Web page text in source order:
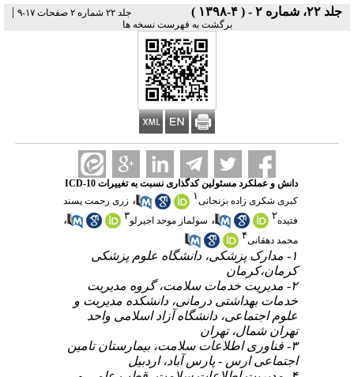
جلد ۲۲، شماره ۲ - ( ۴-۱۳۹۸ ) جلد ۲۲ شماره ۲ صفحات ۱۷-۹ |
برگشت به فهرست نسخه ها
دانش و عملکرد مسئولین کدگذاری نسبت به تغییرات ICD-10
کبری شکری زاده بزنجانی۱ ، زری رحمت پسند
فتیده۲ ، سولماز موحد اجیرلو۳ ،
محمد دهقانی۴
۱- مدارک پزشکی، دانشگاه علوم پزشکی
کرمان،کرمان
۲- مدیریت خدمات سلامت، گروه مدیریت
خدمات بهداشتی درمانی، دانشکده مدیریت و
علوم اجتماعی، دانشگاه آزاد اسلامی واحد
تهران شمال، تهران
۳- فناوری اطلاعات سلامت، بیمارستان تامین
اجتماعی ارس - پارس آباد، اردبیل